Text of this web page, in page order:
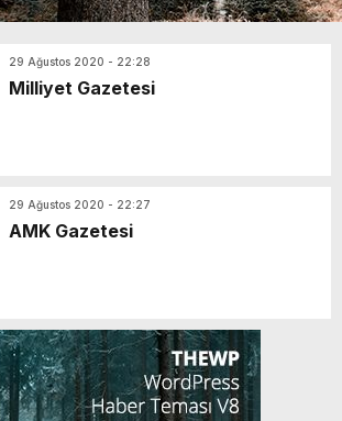
29 Ağustos 2020 - 22:28
Milliyet Gazetesi
29 Ağustos 2020 - 22:27
AMK Gazetesi